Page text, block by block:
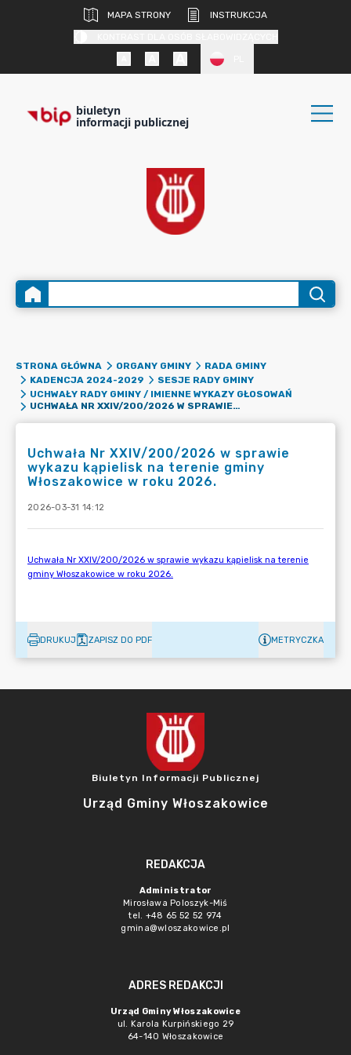
MAPA STRONY
INSTRUKCJA
biuletyn
informacji publicznej
STRONA GŁÓWNA ORGANY GMINY
RADA GMINY
KADENCJA 2024-2029
SESJE RADY GMINY
UCHWAŁY RADY GMINY / IMIENNE WYKAZY GŁOSOWAŃ
UCHWAŁA NR XXIV/200/2026 W SPRAWIE WYKAZU KĄPIELISK NA TERENIE GMINY WŁOSZAKOWICE W ROKU 2026.
Uchwała Nr XXIV/200/2026 w sprawie
wykazu kąpielisk na terenie gminy
Włoszakowice w roku 2026.
2026-03-31 14:12
DRUKUJ ZAPISZ DO PDF METRYCZKA
Biuletyn Informacji Publicznej
Urząd Gminy Włoszakowice
REDAKCJA
Administrator
Mirosława Poloszyk-Miś
tel. +48 65 52 52 974
gmina@wloszakowice.pl
ADRES REDAKCJI
Urząd Gminy Włoszakowice
ul. Karola Kurpińskiego 29
64-140 Włoszakowice